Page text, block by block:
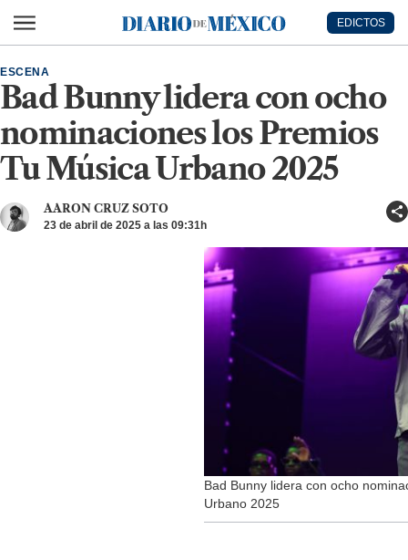
Diario de México
EDICTOS
Bad Bunny lidera con ocho
nominaciones los Premios
Tu Música Urbano 2025
ESCENA
AARON CRUZ SOTO
23 de abril de 2025 a las 09:31h
Bad Bunny lidera con ocho
Urbano 2025